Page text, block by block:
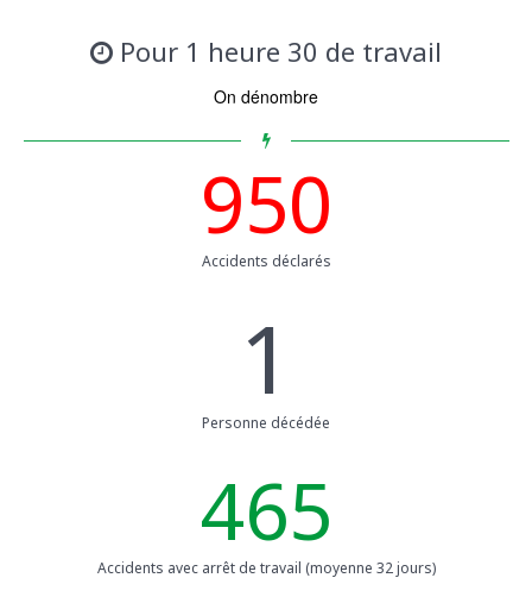
Pour 1 heure 30 de travail
On dénombre
950
Accidents déclarés
1
Personne décédée
465
Accidents avec arrêt de travail (moyenne 32 jours)